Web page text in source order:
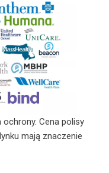
Cena polisy
mają znaczenie